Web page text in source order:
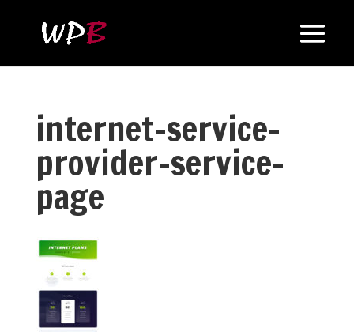
internet-service-
provider-service-
page